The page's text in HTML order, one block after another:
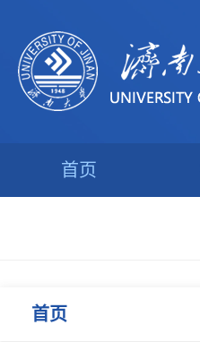
首页
首页